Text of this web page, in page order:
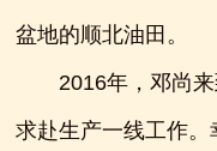
盆地的顺北油田。
2016年，邓尚来
求赴生产一线工作